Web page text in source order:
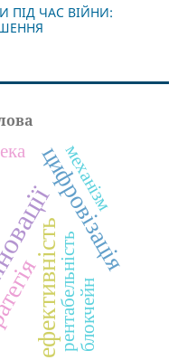
ПІД ЧАС ВІЙНИ:
ефективність
цифровізація
рентабельність
механізм
блокчейн